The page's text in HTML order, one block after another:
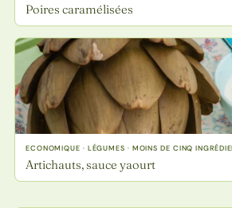
Poires caramélisées
ECONOMIQUE · LÉGUMES · MOINS DE CINQ
Artichauts, sauce yaourt